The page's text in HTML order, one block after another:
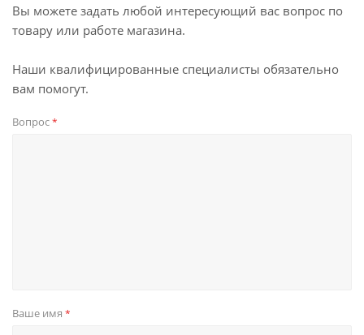
Вы можете задать любой интересующий вас вопрос по
товару или работе магазина.
Наши квалифицированные специалисты обязательно
вам помогут.
Вопрос*
Ваше имя *